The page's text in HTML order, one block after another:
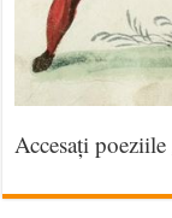
Accesați poeziile